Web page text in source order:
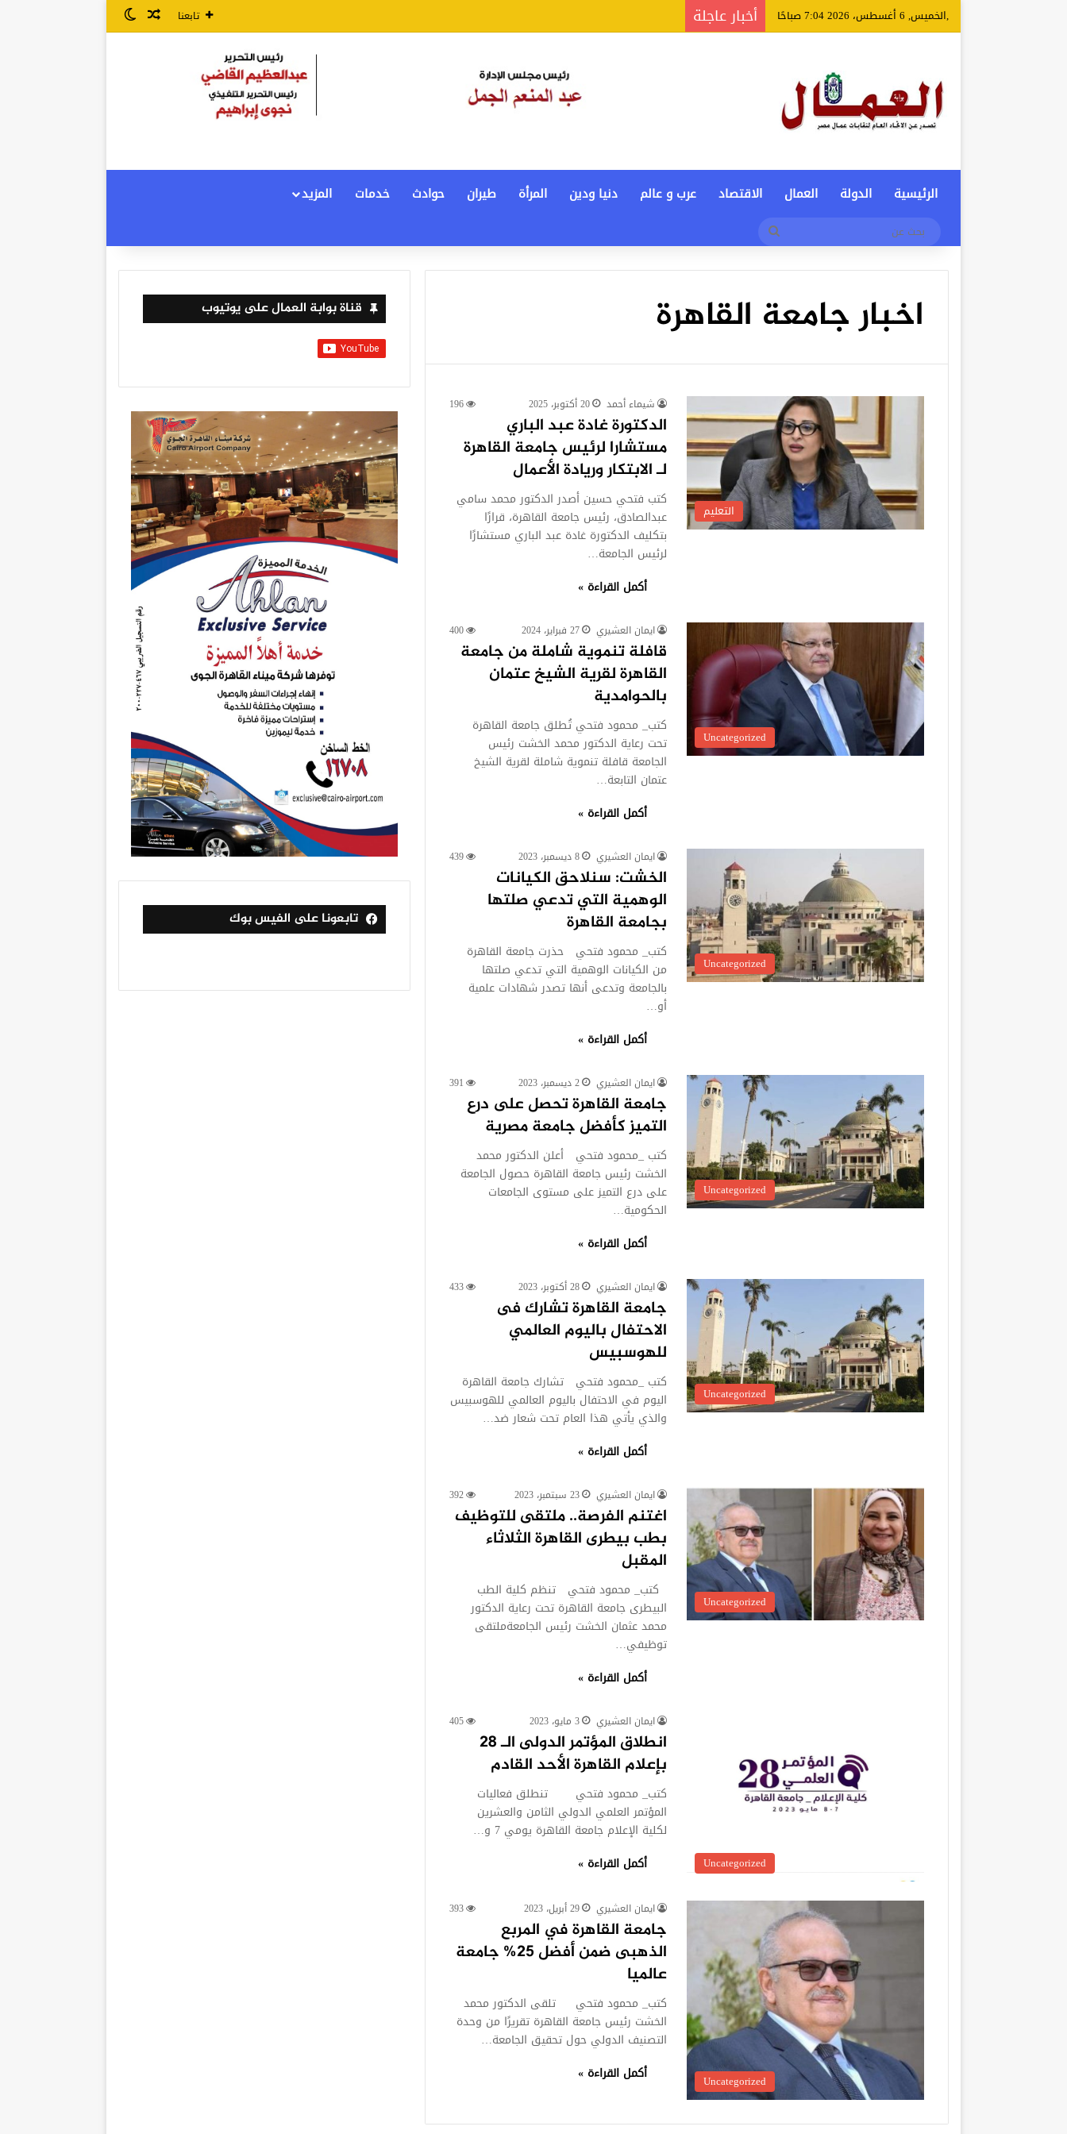
,الخميس, 6 أغسطس، 2026 7:04 صباحًا أخبار عاجلة تابعنا مقال عشوائي
الوضع المظلم
الرئيسية الدولة العمال الاقتصاد عرب و عالم دنيا ودين المرأة طيران حوادث خدمات
المزيد
اخبار جامعة القاهرة
التعليم
شيماء أحمد 20 أكتوبر، 2025 196
الدكتورة غادة عبد الباري
مستشارا لرئيس جامعة القاهرة
لـ الابتكار وريادة الأعمال
كتب فتحي حسين أصدر الدكتور محمد سامي
عبدالصادق، رئيس جامعة القاهرة، قرارًا
بتكليف الدكتورة غادة عبد الباري مستشارًا
لرئيس الجامعة…
أكمل القراءة »
Uncategorized
ايمان العشيري 27 فبراير، 2024 400
قافلة تنموية شاملة من جامعة
القاهرة لقرية الشيخ عتمان
بالحوامدية
كتب_ محمود فتحي تُطلق جامعة القاهرة
تحت رعاية الدكتور محمد الخشت رئيس
الجامعة قافلة تنموية شاملة لقرية الشيخ
عتمان التابعة…
أكمل القراءة »
Uncategorized
ايمان العشيري 8 ديسمبر، 2023 439
الخشت: سنلاحق الكيانات
الوهمية التي تدعي صلتها
بجامعة القاهرة
كتب_ محمود فتحي حذرت جامعة القاهرة
من الكيانات الوهمية التي تدعي صلتها
بالجامعة وتدعى أنها تصدر شهادات علمية
أو…
أكمل القراءة »
Uncategorized
ايمان العشيري 2 ديسمبر، 2023 391
جامعة القاهرة تحصل على درع
التميز كأفضل جامعة مصرية
كتب _محمود فتحي أعلن الدكتور محمد
الخشت رئيس جامعة القاهرة حصول الجامعة
على درع التميز على مستوى الجامعات
الحكومية…
أكمل القراءة »
Uncategorized
ايمان العشيري 28 أكتوبر، 2023 433
جامعة القاهرة تشارك فى
الاحتفال باليوم العالمي
للهوسبيس
كتب _محمود فتحي تشارك جامعة القاهرة
اليوم في الاحتفال باليوم العالمي للهوسبيس
والذي يأتي هذا العام تحت شعار ضد…
أكمل القراءة »
Uncategorized
ايمان العشيري 23 سبتمبر، 2023 392
اغتنم الفرصة.. ملتقى للتوظيف
بطب بيطرى القاهرة الثلاثاء
المقبل
كتب_ محمود فتحي تنظم كلية الطب
البيطرى جامعة القاهرة تحت رعاية الدكتور
محمد عثمان الخشت رئيس الجامعةملتقى
توظيفي…
أكمل القراءة »
Uncategorized
ايمان العشيري 3 مايو، 2023 405
انطلاق المؤتمر الدولى الـ 28
بإعلام القاهرة الأحد القادم
كتب_ محمود فتحي تنطلق فعاليات
المؤتمر العلمي الدولي الثامن والعشرين
لكلية الإعلام جامعة القاهرة يومي 7 و…
أكمل القراءة »
Uncategorized
ايمان العشيري 29 أبريل، 2023 393
جامعة القاهرة في المربع
الذهبى ضمن أفضل 25% جامعة
عالميا
كتب_ محمود فتحي تلقى الدكتور محمد
الخشت رئيس جامعة القاهرة تقريرًا من وحدة
التصنيف الدولي حول تحقيق الجامعة…
أكمل القراءة »
قناة بوابة العمال على يوتيوب
تابعونا على الفيس بوك